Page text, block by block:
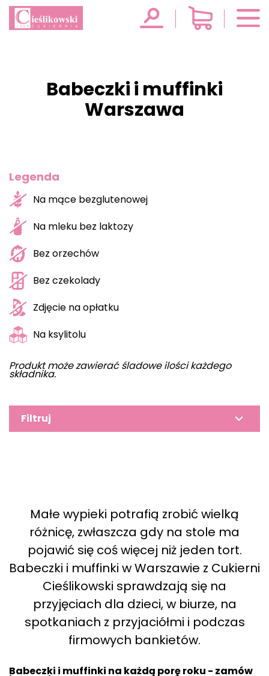
Babeczki i muffinki
Warszawa
Legenda
Na mące bezglutenowej
Na mleku bez laktozy
Bez orzechów
Bez czekolady
Zdjęcie na opłatku
Na ksylitolu
Produkt może zawierać śladowe ilości każdego
składnika.
Filtruj
Małe wypieki potrafią zrobić wielką
różnicę, zwłaszcza gdy na stole ma
pojawić się coś więcej niż jeden tort.
Babeczki i muffinki w Warszawie z Cukierni
Cieślikowski sprawdzają się na
przyjęciach dla dzieci, w biurze, na
spotkaniach z przyjaciółmi i podczas
firmowych bankietów.
Babeczki i muffinki na każdą porę roku - zamów